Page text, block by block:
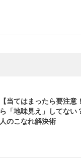
【当てはまったら要注
ら「地味見え」してない
人のこなれ解決術